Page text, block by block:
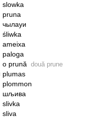
slowka
pruna
чылауи
śliwka
ameixa
paloga
o prună două prune
plumas
plommon
шљива
slivka
sliva